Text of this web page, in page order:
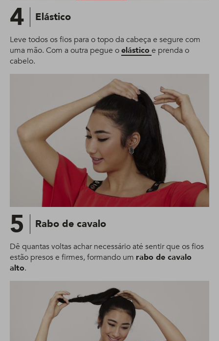
4 Elástico
Leve todos os fios para o topo da cabeça e segure com
uma mão. Com a outra pegue oelástico e prenda o
cabelo.
5 Rabo de cavalo
Dê quantas voltas achar necessário até sentir que os fios
estão presos e firmes, formando um rabo de cavalo
alto.